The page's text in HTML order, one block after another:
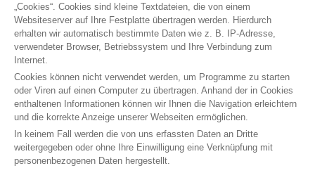
„Cookies“. Cookies sind kleine Textdateien, die von einem
Websiteserver auf Ihre Festplatte übertragen werden. Hierdurch
erhalten wir automatisch bestimmte Daten wie z. B. IP-Adresse,
verwendeter Browser, Betriebssystem und Ihre Verbindung zum
Internet.
Cookies können nicht verwendet werden, um Programme zu starten
oder Viren auf einen Computer zu übertragen. Anhand der in Cookies
enthaltenen Informationen können wir Ihnen die Navigation erleichtern
und die korrekte Anzeige unserer Webseiten ermöglichen.
In keinem Fall werden die von uns erfassten Daten an Dritte
weitergegeben oder ohne Ihre Einwilligung eine Verknüpfung mit
personenbezogenen Daten hergestellt.